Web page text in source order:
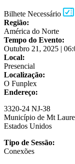
Bilhete Necessário
Região:
América do Norte
Tempo do Evento:
Outubro 21, 2025 |
Local:
Presencial
Localização:
O Funplex
Endereço:
3320-24 NJ-38
Município de Mt
Estados Unidos
Tipo de Sessão:
Conexões